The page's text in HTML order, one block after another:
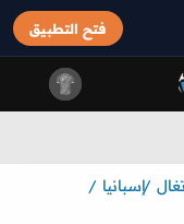
فتح التطبيق
إسبانيا